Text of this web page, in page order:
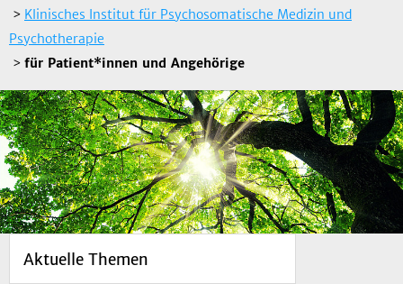
> Klinisches Institut für Psychosomatische Medizin und
Psychotherapie
> für Patient*innen und Angehörige
Aktuelle Themen